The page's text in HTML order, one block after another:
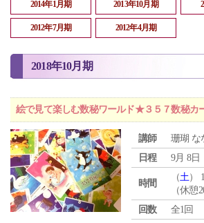
2014年1月期 2013年10月期
2012年7月期 2012年4月期
2018年10月期
絵で見て楽しむ数秘ワールド★３５７数秘カ
講師
珊瑚 な
日程
9月 8日
時間
（土）
（休憩
回数
全1回